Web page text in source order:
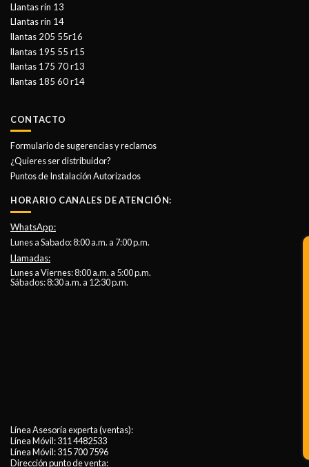
Llantas rin 13
Llantas rin 14
llantas 205 55r16
llantas 195 55 r15
llantas 175 70 r13
llantas 185 60 r14
CONTACTO
Formulario de sugerencias y reclamos
¿Quieres ser distribuidor?
Puntos de Instalación Autorizados
HORARIO CANALES DE ATENCIÓN:
WhatsApp:
Lunes a Sabado: 8:00 a.m. a 7:00 p.m.
Llamadas:
Lunes a Viernes: 8:00 a.m. a 5:00 p.m.
Sábados: 8:30 a.m. a 12:30 p.m.
Línea Asesoría experta (ventas):
Línea Móvil:311 4482533
Línea Móvil:315 700 7596
Dirección punto de venta: